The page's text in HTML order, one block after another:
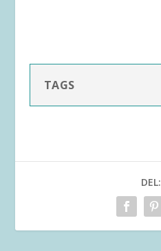
TAGS
DEL: